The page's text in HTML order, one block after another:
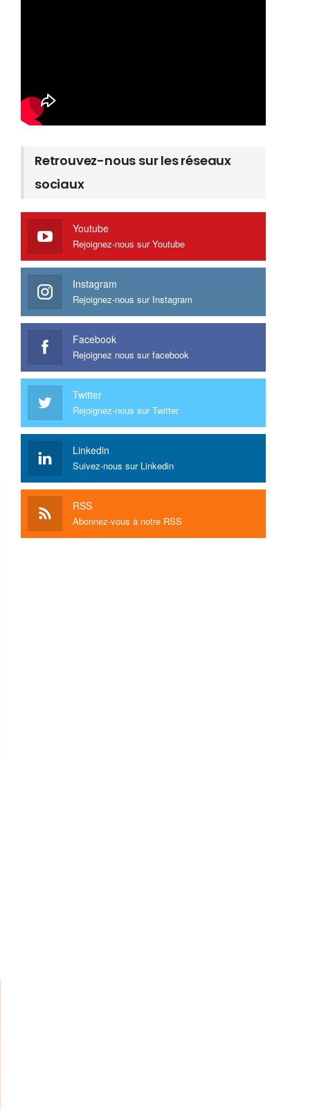
Retrouvez-nous sur les réseaux
sociaux
Youtube
Rejoignez-nous sur Youtube
Instagram
Rejoignez-nous sur Instagram
Facebook
Rejoignez nous sur facebook
Twitter
Rejoignez-nous sur Twitter
Linkedin
Suivez-nous sur Linkedin
RSS
Abonnez-vous à notre RSS